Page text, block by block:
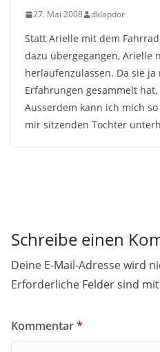
27. Mai 2008 dklapdor
Statt Arielle mit dem
dazu übergegangen, Arielle
herlaufenzulassen. Da sie
Erfahrungen gesammelt
Ausserdem kann ich mich
mir sitzenden Tochter
Schreibe einen
Deine E-Mail-Adresse wird
Erforderliche Felder sind mit
Kommentar*